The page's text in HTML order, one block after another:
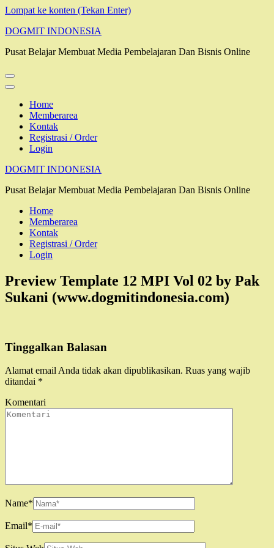
Lompat ke konten (Tekan Enter)
DOGMIT INDONESIA
Pusat Belajar Membuat Media Pembelajaran Dan Bisnis Online
Home
Memberarea
Kontak
Registrasi / Order
Login
DOGMIT INDONESIA
Pusat Belajar Membuat Media Pembelajaran Dan Bisnis Online
Home
Memberarea
Kontak
Registrasi / Order
Login
Preview Template 12 MPI Vol 02 by Pak
Sukani (www.dogmitindonesia.com)
Tinggalkan Balasan
Alamat email Anda tidak akan dipublikasikan. Ruas yang wajib
ditandai *
Komentari
Name*
Email*